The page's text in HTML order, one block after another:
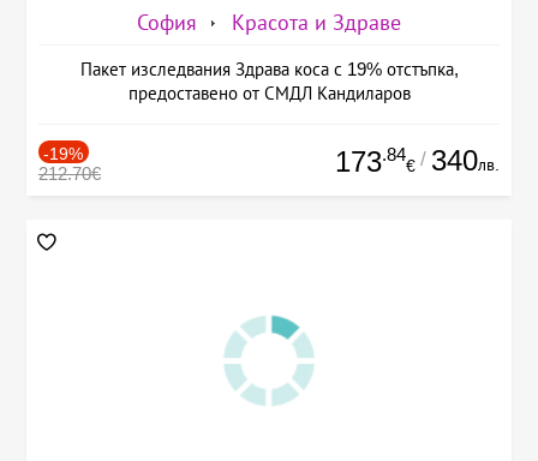
София Красота и Здраве
Пакет изследвания Здрава коса с 19% отстъпка,
предоставено от СМДЛ Кандиларов
-19%
212.70€ 173.84
€ / 340лв.